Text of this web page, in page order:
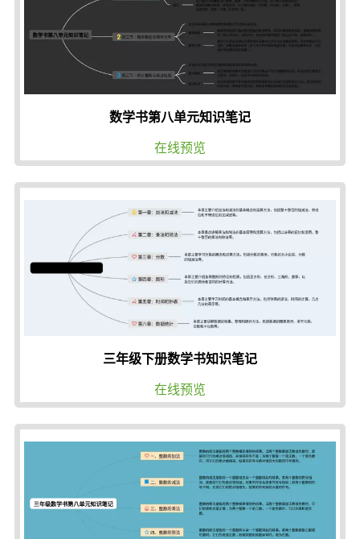
数学书第八单元知识笔记
在线预览
三年级下册数学书知识笔记
在线预览